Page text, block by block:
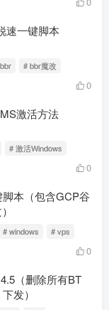
速一键脚本
# bbr魔改
0
激活方法
# 激活Windows
0
本（包含GCP谷
# windows # vps
0
（删除所有BT
发）